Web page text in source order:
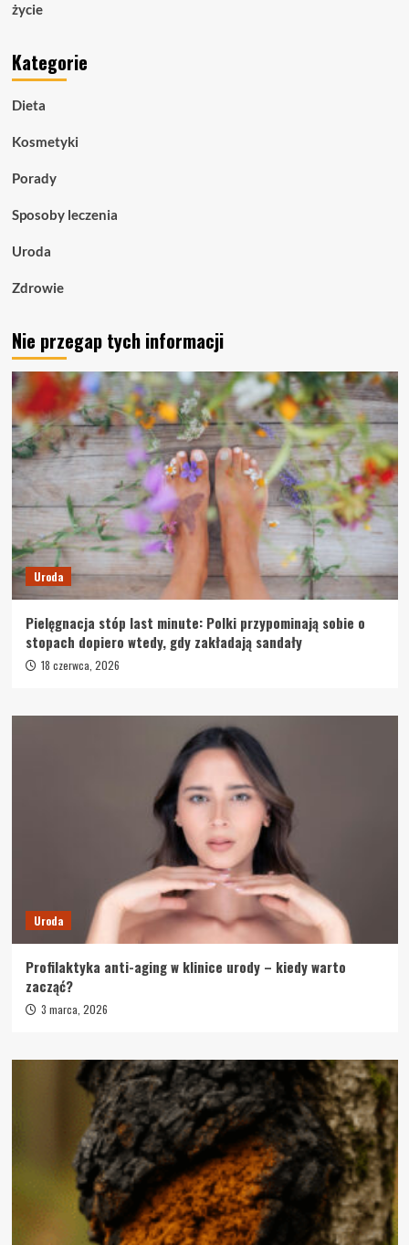
życie
Kategorie
Dieta
Kosmetyki
Porady
Sposoby leczenia
Uroda
Zdrowie
Nie przegap tych informacji
Uroda
Pielęgnacja stóp last minute: Polki przypominają sobie o
stopach dopiero wtedy, gdy zakładają sandały
18 czerwca, 2026
Uroda
Profilaktyka anti-aging w klinice urody – kiedy warto
zacząć?
3 marca, 2026